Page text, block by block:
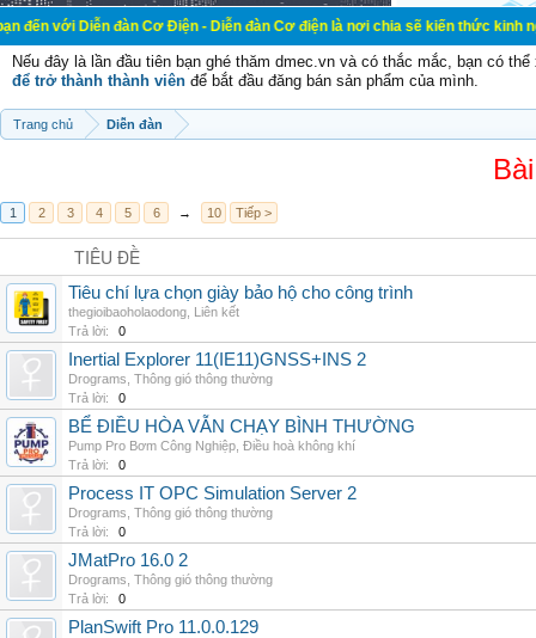
đàn Cơ Điện - Diễn đàn Cơ điện là nơi chia sẽ kiến thức kinh nghiệm
Nếu đây là lần đầu tiên bạn ghé thăm dmec.vn và có thắc mắc, bạn có
để trở thành thành viên để bắt đầu đăng bán sản phẩm của mình.
Trang chủ Diễn đàn
1 2 3 4 5 6 → 10 Tiếp >
TIÊU ĐỀ
Tiêu chí lựa chọn giày bảo hộ cho công trình
thegioibaoholaodong Liên kết
Trả lời:
0
Inertial Explorer 11(IE11)GNSS+INS 2
Drograms Thông gió thông thường
Trả lời:
0
BỂ ĐIỀU HÒA VẪN CHẠY BÌNH THƯỜNG
Pump Pro Bơm Công Nghiệp Điều hoà không khí
Trả lời:
0
Process IT OPC Simulation Server 2
Drograms Thông gió thông thường
Trả lời:
0
JMatPro 16.0 2
Drograms Thông gió thông thường
Trả lời:
0
PlanSwift Pro 11.0.0.129